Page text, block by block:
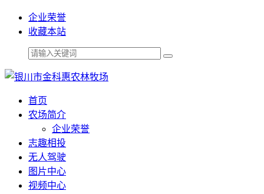
企业荣誉
收藏本站
首页
农场简介
企业荣誉
志趣相投
无人驾驶
图片中心
视频中心